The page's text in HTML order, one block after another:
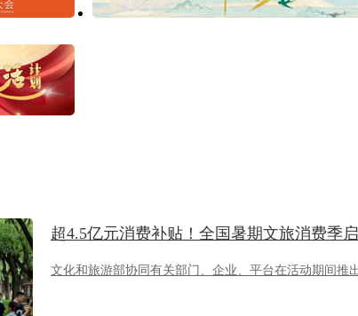
超4.5亿元消费补贴！全国暑期文旅消费季
文化和旅游部协同有关部门、企业、平台在活动期间推